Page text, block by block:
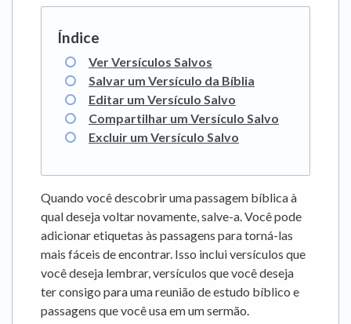
Ver Versículos Salvos
Salvar um Versículo da Bíblia
Editar um Versículo Salvo
Compartilhar um Versículo Salvo
Excluir um Versículo Salvo
Quando você descobrir uma passagem bíblica à
qual deseja voltar novamente, salve-a. Você pode
adicionar etiquetas às passagens para torná-las
mais fáceis de encontrar. Isso inclui versículos que
você deseja lembrar, versículos que você deseja
ter consigo para uma reunião de estudo bíblico e
passagens que você usa em um sermão.